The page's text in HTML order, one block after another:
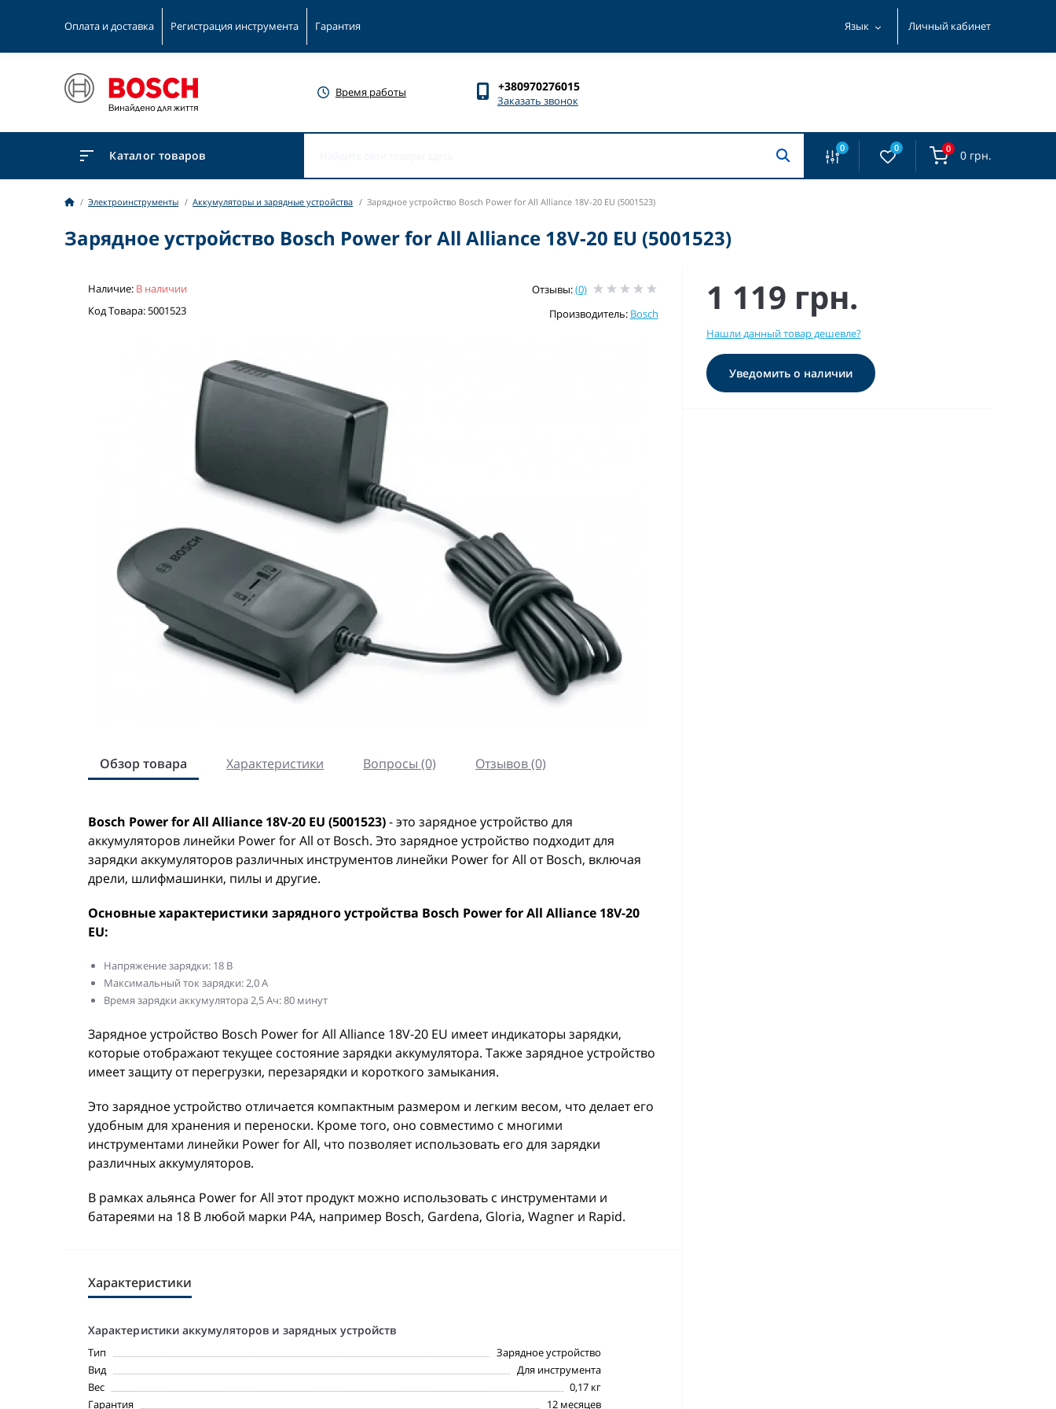
Оплата и доставка Регистрация инструмента Гарантия Язык Личный кабинет
Время работы +380970276015
Заказать звонок
Каталог товаров 0 0 0 0 грн.
Электроинструменты Аккумуляторы и зарядные устройства Зарядное устройство Bosch Power for All Alliance 18V-20 EU (5001523)
Зарядное устройство Bosch Power for All Alliance 18V-20 EU (5001523)
Наличие: В наличии
Код Товара: 5001523
Отзывы:(0)
Производитель: Bosch
Обзор товара Характеристики Вопросы (0) Отзывов (0)
Bosch Power for All Alliance 18V-20 EU (5001523)- это зарядное устройство для
аккумуляторов линейки Power for All от Bosch. Это зарядное устройство подходит для
зарядки аккумуляторов различных инструментов линейки Power for All от Bosch, включая
дрели, шлифмашинки, пилы и другие.
Основные характеристики зарядного устройства Bosch Power for All Alliance 18V-20
EU:
Напряжение зарядки: 18 В
Максимальный ток зарядки: 2,0 А
Время зарядки аккумулятора 2,5 Ач: 80 минут
Зарядное устройство Bosch Power for All Alliance 18V-20 EU имеет индикаторы зарядки,
которые отображают текущее состояние зарядки аккумулятора. Также зарядное устройство
имеет защиту от перегрузки, перезарядки и короткого замыкания.
Это зарядное устройство отличается компактным размером и легким весом, что делает его
удобным для хранения и переноски. Кроме того, оно совместимо с многими
инструментами линейки Power for All, что позволяет использовать его для зарядки
различных аккумуляторов.
В рамках альянса Power for All этот продукт можно использовать с инструментами и
батареями на 18 В любой марки P4A, например Bosch, Gardena, Gloria, Wagner и Rapid.
Характеристики
Характеристики аккумуляторов и зарядных устройств
Тип
Зарядное устройство
Вид
Для инструмента
Вес
0,17 кг
Гарантия
12 месяцев
1 119 грн.
Нашли данный товар дешевле?
Уведомить о наличии